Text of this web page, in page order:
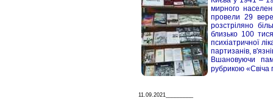
мирного
провели 29
розстріляно
близько 100
психіатричної
партизанів,
Вшановуючи
рубрикою «Свіча
11.09.2021_________